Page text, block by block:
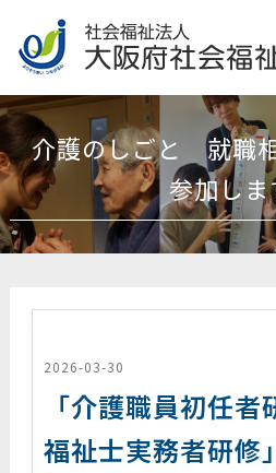
介護のしごと 就職
参加しま
2026-03-30
「介護職員初任
福祉士実務者研修